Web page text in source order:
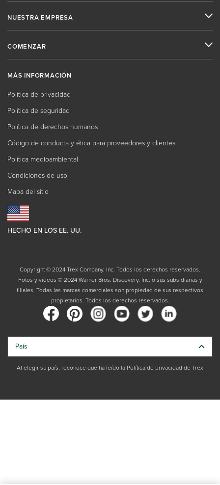
NUESTRA EMPRESA
COMENZAR
MÁS INFORMACIÓN
Política de privacidad
Política de seguridad
Política de derechos humanos
Código de conducta y ética para proveedores y clientes
Política medioambiental
Condiciones de uso
Mapa del sitio
HECHO EN LOS EE. UU.
Copyright © 2024 Trex Company, Inc. Todos los derechos reservados.
Fotos y vídeos © 2024 Warner Bros. Discovery, Inc. o sus subsidiarias y
filiales. Todas las marcas comerciales son propiedad de sus respectivos
propietarios. Todos los derechos reservados.
País
Al elegir su país, reconoce que ha leído la Política de privacidad de Trex